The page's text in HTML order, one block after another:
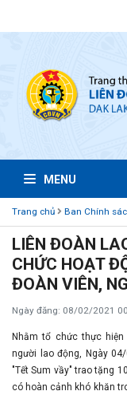
MENU
Trang chủ Ban Chính
LIÊN ĐOÀN
CHỨC HOẠT
ĐOÀN VIÊN,
Ngày đăng: 08/02/2021
Nhằm tổ chức thực
người lao động, Ngày
"Tết Sum vầy" trao tặng
có hoàn cảnh khó khăn